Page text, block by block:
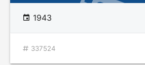
1943
337524